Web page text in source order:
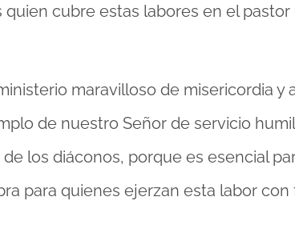
cubre estas labores en el
maravilloso de misericordia y
de nuestro Señor de servicio
los diáconos, porque es esencial
para quienes ejerzan esta labor con